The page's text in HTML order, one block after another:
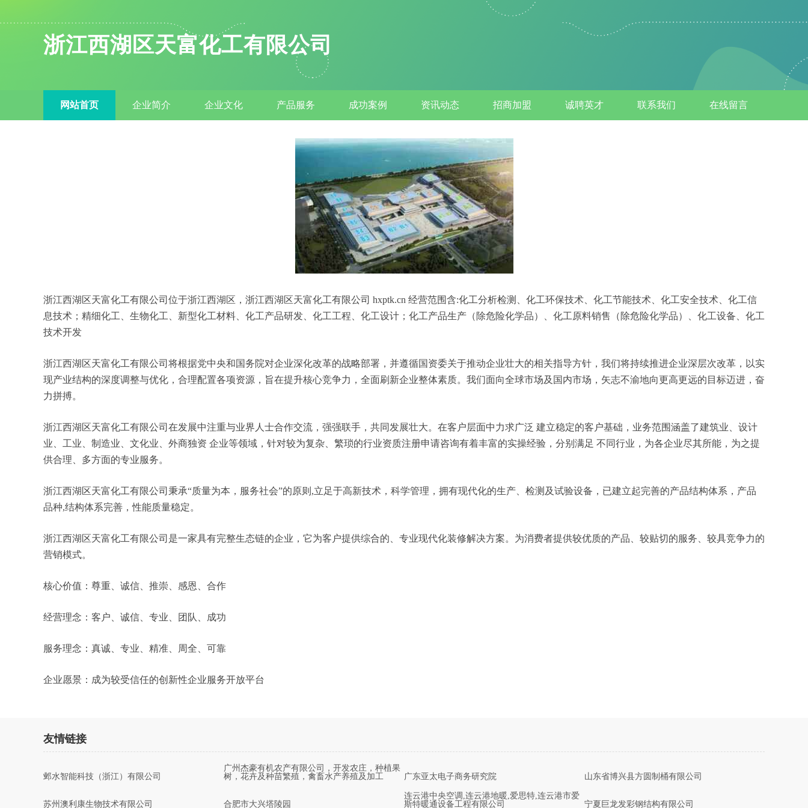
浙江西湖区天富化工有限公司
网站首页 企业简介 企业文化 产品服务 成功案例 资讯动态 招商加盟 诚聘英才 联系我们 在线留言
浙江西湖区天富化工有限公司位于浙江西湖区，浙江西湖区天富化工有限公司 hxptk.cn 经营范围含:化工分析检测、化工环保技术、化工节能技术、化工安全技术、化工信
息技术；精细化工、生物化工、新型化工材料、化工产品研发、化工工程、化工设计；化工产品生产（除危险化学品）、化工原料销售（除危险化学品）、化工设备、化工
技术开发
浙江西湖区天富化工有限公司将根据党中央和国务院对企业深化改革的战略部署，并遵循国资委关于推动企业壮大的相关指导方针，我们将持续推进企业深层次改革，以实
现产业结构的深度调整与优化，合理配置各项资源，旨在提升核心竞争力，全面刷新企业整体素质。我们面向全球市场及国内市场，矢志不渝地向更高更远的目标迈进，奋
力拼搏。
浙江西湖区天富化工有限公司在发展中注重与业界人士合作交流，强强联手，共同发展壮大。在客户层面中力求广泛 建立稳定的客户基础，业务范围涵盖了建筑业、设计
业、工业、制造业、文化业、外商独资 企业等领域，针对较为复杂、繁琐的行业资质注册申请咨询有着丰富的实操经验，分别满足 不同行业，为各企业尽其所能，为之提
供合理、多方面的专业服务。
浙江西湖区天富化工有限公司秉承“质量为本，服务社会”的原则,立足于高新技术，科学管理，拥有现代化的生产、检测及试验设备，已建立起完善的产品结构体系，产品
品种,结构体系完善，性能质量稳定。
浙江西湖区天富化工有限公司是一家具有完整生态链的企业，它为客户提供综合的、专业现代化装修解决方案。为消费者提供较优质的产品、较贴切的服务、较具竞争力的
营销模式。
核心价值：尊重、诚信、推崇、感恩、合作
经营理念：客户、诚信、专业、团队、成功
服务理念：真诚、专业、精准、周全、可靠
企业愿景：成为较受信任的创新性企业服务开放平台
友情链接
邺水智能科技（浙江）有限公司
广州杰豪有机农产有限公司，开发农庄，种植果
树，花卉及种苗繁殖，禽畜水产养殖及加工
广东亚太电子商务研究院 山东省博兴县方圆制桶有限公司
苏州澳利康生物技术有限公司 合肥市大兴塔陵园
连云港中央空调,连云港地暖,爱思特,连云港市爱
斯特暖通设备工程有限公司
宁夏巨龙发彩钢结构有限公司